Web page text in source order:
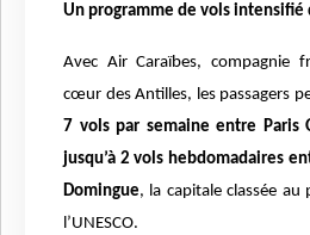
Un programme de vols intensifié
Avec Air Caraïbes, compagnie
cœur des Antilles, les passagers
7 vols par semaine entre Paris
jusqu’à 2 vols hebdomadaires
Domingue, la capitale classée
l’UNESCO.